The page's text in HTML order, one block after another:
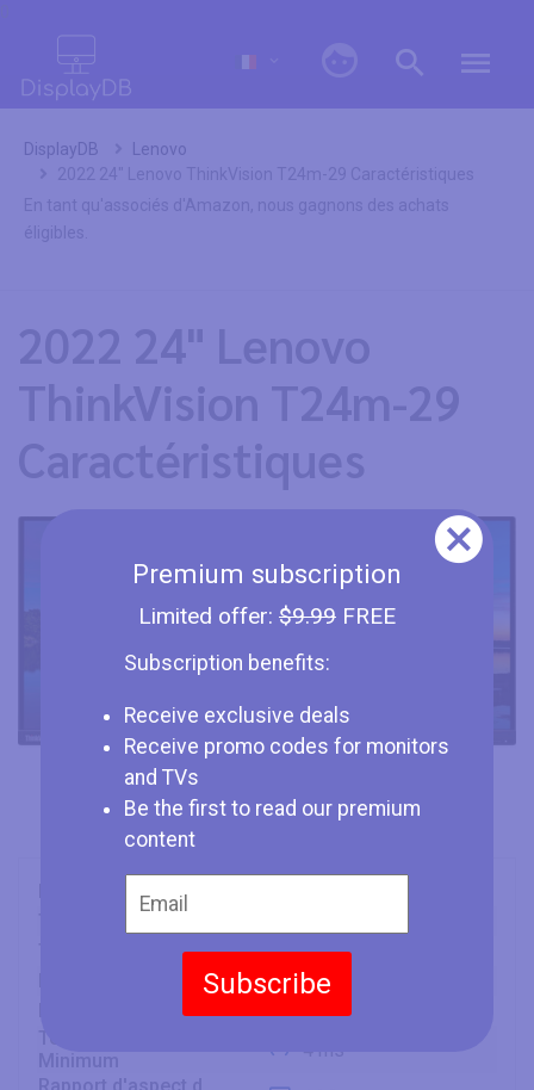
Premium subscription
Limited offer: $9.99FREE
Subscription benefits:
Receive exclusive deals
Receive promo codes for monitors
and TVs
Be the first to read our premium
content
Subscribe
DisplayDB
Lenovo
2022 24" Lenovo ThinkVision T24m-29 Caractéristiques
En tant qu'associés d'Amazon, nous gagnons des achats
éligibles.
2022 24" Lenovo
ThinkVision T24m-29
Caractéristiques
Marque
Taille
24" (inches)
IPS
Fréquence
60 Hz